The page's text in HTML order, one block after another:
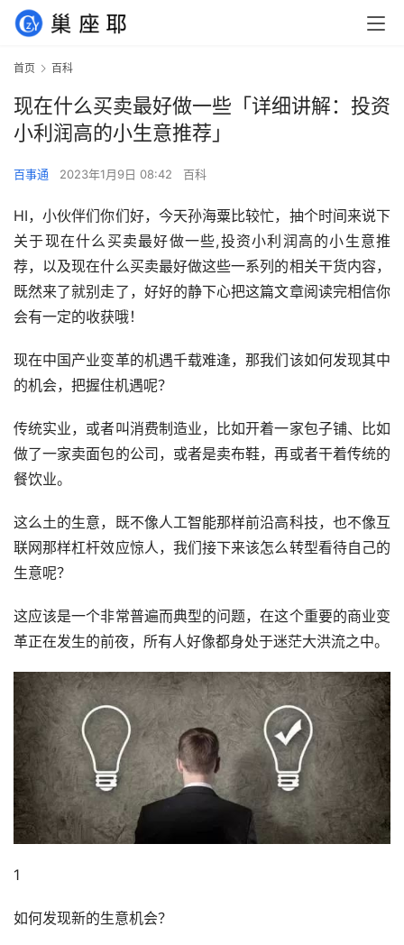
首页 百科
现在什么买卖最好做一些「详细讲解：投资
小利润高的小生意推荐」
百事通 2023年1月9日 08:42 百科
HI，小伙伴们你们好，今天孙海粟比较忙，抽个时间来说下
关于现在什么买卖最好做一些,投资小利润高的小生意推
荐，以及现在什么买卖最好做这些一系列的相关干货内容，
既然来了就别走了，好好的静下心把这篇文章阅读完相信你
会有一定的收获哦！
现在中国产业变革的机遇千载难逢，那我们该如何发现其中
的机会，把握住机遇呢？
传统实业，或者叫消费制造业，比如开着一家包子铺、比如
做了一家卖面包的公司，或者是卖布鞋，再或者干着传统的
餐饮业。
这么土的生意，既不像人工智能那样前沿高科技，也不像互
联网那样杠杆效应惊人，我们接下来该怎么转型看待自己的
生意呢？
这应该是一个非常普遍而典型的问题，在这个重要的商业变
革正在发生的前夜，所有人好像都身处于迷茫大洪流之中。
1
如何发现新的生意机会？